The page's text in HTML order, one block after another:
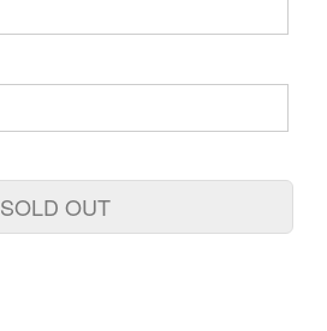
SOLD OUT